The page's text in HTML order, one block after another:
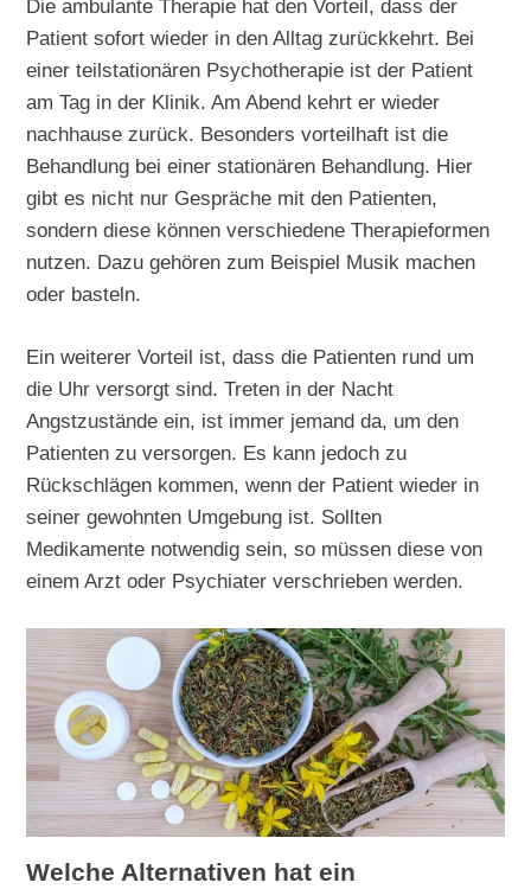
Die ambulante Therapie hat den Vorteil, dass der
Patient sofort wieder in den Alltag zurückkehrt. Bei
einer teilstationären Psychotherapie ist der Patient
am Tag in der Klinik. Am Abend kehrt er wieder
nachhause zurück. Besonders vorteilhaft ist die
Behandlung bei einer stationären Behandlung. Hier
gibt es nicht nur Gespräche mit den Patienten,
sondern diese können verschiedene Therapieformen
nutzen. Dazu gehören zum Beispiel Musik machen
oder basteln.
Ein weiterer Vorteil ist, dass die Patienten rund um
die Uhr versorgt sind. Treten in der Nacht
Angstzustände ein, ist immer jemand da, um den
Patienten zu versorgen. Es kann jedoch zu
Rückschlägen kommen, wenn der Patient wieder in
seiner gewohnten Umgebung ist. Sollten
Medikamente notwendig sein, so müssen diese von
einem Arzt oder Psychiater verschrieben werden.
Welche Alternativen hat ein